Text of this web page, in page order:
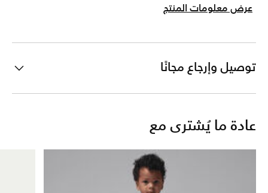
عرض معلومات المنتج
توصيل وإرجاع مجانًا
عادة ما يُشترى مع